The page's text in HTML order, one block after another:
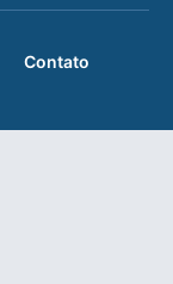
Contato